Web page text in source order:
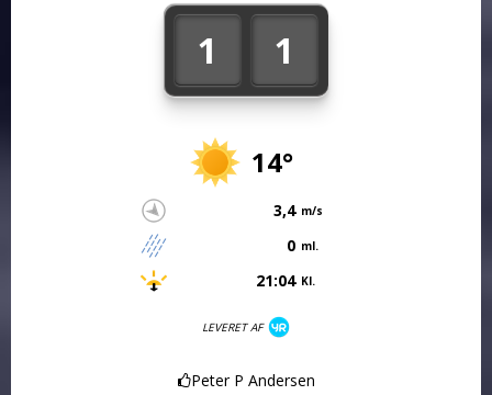
1 1
14°
3,4 m/s
0 ml.
21:04 Kl.
LEVERET AF
Peter P Andersen